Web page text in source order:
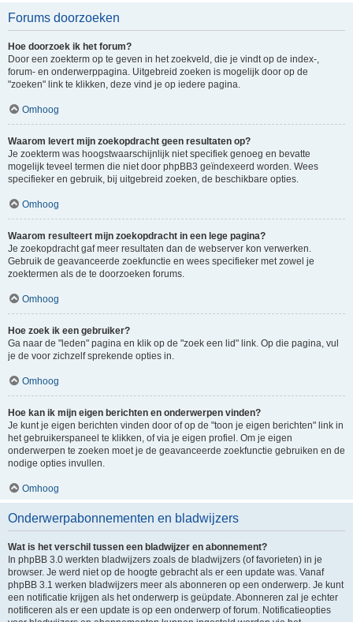
Forums doorzoeken
Hoe doorzoek ik het forum?
Door een zoekterm op te geven in het zoekveld, die je vindt op de index-,
forum- en onderwerppagina. Uitgebreid zoeken is mogelijk door op de
"zoeken" link te klikken, deze vind je op iedere pagina.
Omhoog
Waarom levert mijn zoekopdracht geen resultaten op?
Je zoekterm was hoogstwaarschijnlijk niet specifiek genoeg en bevatte
mogelijk teveel termen die niet door phpBB3 geïndexeerd worden. Wees
specifieker en gebruik, bij uitgebreid zoeken, de beschikbare opties.
Omhoog
Waarom resulteert mijn zoekopdracht in een lege pagina?
Je zoekopdracht gaf meer resultaten dan de webserver kon verwerken.
Gebruik de geavanceerde zoekfunctie en wees specifieker met zowel je
zoektermen als de te doorzoeken forums.
Omhoog
Hoe zoek ik een gebruiker?
Ga naar de "leden" pagina en klik op de "zoek een lid" link. Op die pagina, vul
je de voor zichzelf sprekende opties in.
Omhoog
Hoe kan ik mijn eigen berichten en onderwerpen vinden?
Je kunt je eigen berichten vinden door of op de "toon je eigen berichten" link in
het gebruikerspaneel te klikken, of via je eigen profiel. Om je eigen
onderwerpen te zoeken moet je de geavanceerde zoekfunctie gebruiken en de
nodige opties invullen.
Omhoog
Onderwerpabonnementen en bladwijzers
Wat is het verschil tussen een bladwijzer en abonnement?
In phpBB 3.0 werkten bladwijzers zoals de bladwijzers (of favorieten) in je
browser. Je werd niet op de hoogte gebracht als er een update was. Vanaf
phpBB 3.1 werken bladwijzers meer als abonneren op een onderwerp. Je kunt
een notificatie krijgen als het onderwerp is geüpdate. Abonneren zal je echter
notificeren als er een update is op een onderwerp of forum. Notificatieopties